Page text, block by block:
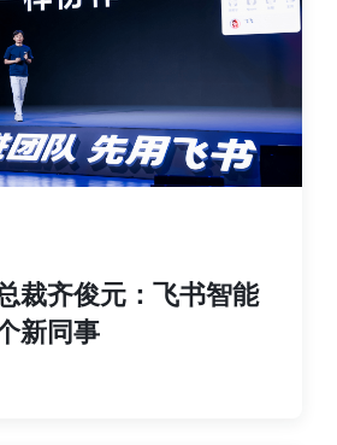
裁齐俊元：飞书智能
新同事